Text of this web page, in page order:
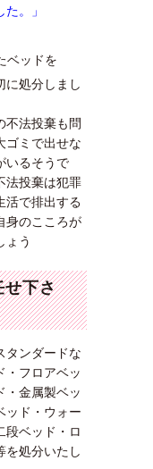
。」
に処分しまし
不法投棄も問
ゴミで出せな
いるそうで
法投棄は犯罪
活で排出する
身のこころが
ょう
せ下さ
タンダードな
・フロアベッ
・金属製ベッ
ッド・ウォー
段ベッド・ロ
を処分いたし